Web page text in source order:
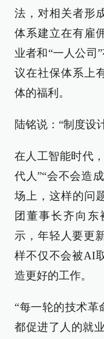
法，对相关者形
体系建立在有雇
业者和“一人公司
议在社保体系上
体的福利。
陆铭说：“制度设
在人工智能时代
代人”“会不会造
场上，这样的问
团董事长齐向
示，年轻人要更
样不仅不会被AI
造更好的工作。
“每一轮的技术革
都促进了人的就